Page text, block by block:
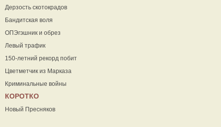
Дерзость скотокрадов
Бандитская воля
ОПЭгэшник и обрез
Левый трафик
150-летний рекорд побит
Цветметчик из Марказа
Криминальные войны
КОРОТКО
Новый Пресняков